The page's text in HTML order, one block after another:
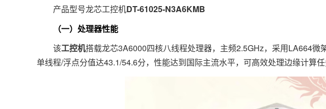
产品型号龙芯工控机DT-61025-N3A6KMB
（一）处理器性能
该工控机搭载龙芯3A6000四核八线程处理器，主频2.5GHz，采用LA664
单线程/浮点分值达43.1/54.6分，性能达到国际主流水平，可高效处理边缘计算任